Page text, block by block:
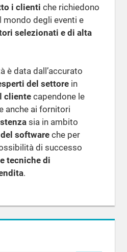
i clienti che richiedono
mondo degli eventi e
selezionati e di alta
è data dall’accurato
del settorein
clientecapendone le
anche ai fornitori
sia in ambito
softwareche per
di successo
tecniche di
.